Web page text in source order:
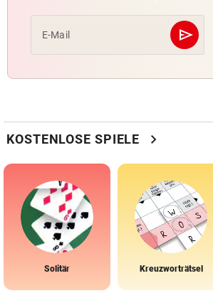
E-Mail send
KOSTENLOSE SPIELE chevron_right
Solitär Kreuzworträtsel